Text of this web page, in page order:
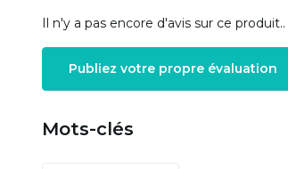
Il n'y a pas encore d'avis sur ce produit..
Publiez votre propre évaluation
Mots-clés